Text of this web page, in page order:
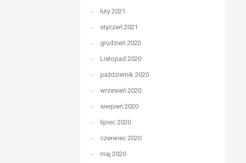
luty 2021
styczeń 2021
grudzień 2020
Listopad 2020
październik 2020
wrzesień 2020
sierpień 2020
lipiec 2020
czerwiec 2020
maj 2020